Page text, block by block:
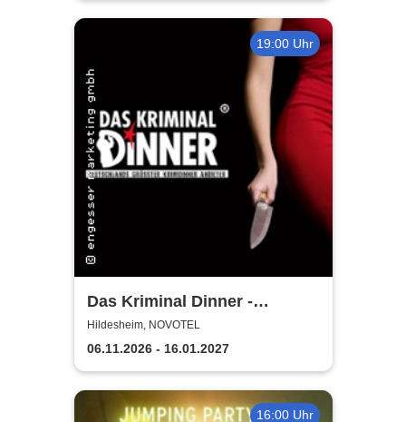
19:00 Uhr
Das Kriminal Dinner -
Testament à la Carte
Hildesheim, NOVOTEL
06.11.2026 - 16.01.2027
16:00 Uhr